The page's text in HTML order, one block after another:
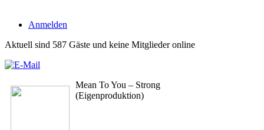
Anmelden
Aktuell sind 587 Gäste und keine Mitglieder online
Mean To You – Strong
(Eigenproduktion)